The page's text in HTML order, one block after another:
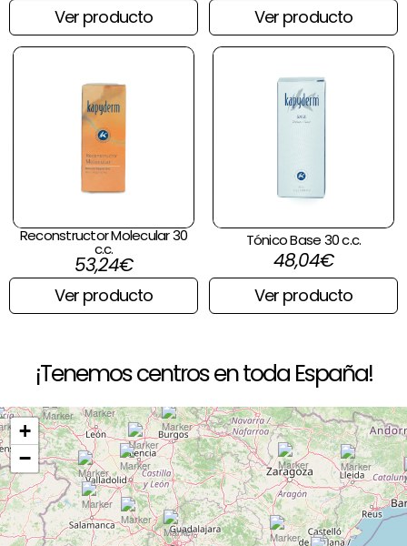
Ver producto Ver producto
Reconstructor Molecular 30
c.c.
53,24€
Ver producto
Tónico Base 30 c.c.
48,04€
Ver producto
¡Tenemos centros en toda España!
+
−